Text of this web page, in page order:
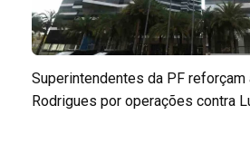
Superintendentes da PF reforçam
Rodrigues por operações contra